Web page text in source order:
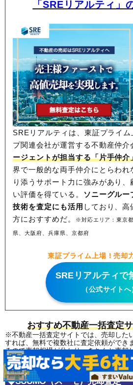
「SREリアルティ」
SREリアルティは、東証プライ
プ関連会社が運営する不動産仲介
ージェントが担当する「片手仲介
界で一般的な両手仲介にとらわれ
り添うサポート力に強みがあり
い評価を得ている。 ソニーグル
技術を査定にも活用 しており、
方におすすめだ。
※対応エリア：東京
県、大阪府、兵庫県、京都府
東証プライム上場！売却
SREリアルティで
（公式サイトへ
おすすめ不動産一括査定
※不動産一括査定サイトでは、売却した
すれば、無料で複数社に査定依頼ができ
るので売却相場が分かり、きちんと売却
つけやすくなる便利なサービスです。
◆SUUMO（スーモ）売却査定